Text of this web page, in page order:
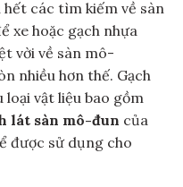
hết các tìm kiếm về sàn
xe hoặc gạch nhựa
vời về sàn mô-
nhiều hơn thế. Gạch
vật liệu bao gồm
lát sàn mô-đun của
được sử dụng cho